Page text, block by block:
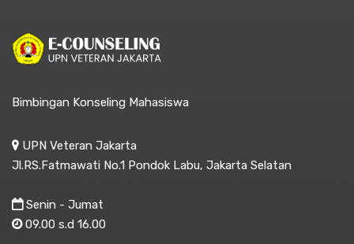
Bimbingan Konseling Mahasiswa
UPN Veteran Jakarta
Jl.RS.Fatmawati No.1 Pondok Labu, Jakarta Selatan
Senin - Jumat
09.00 s.d 16.00